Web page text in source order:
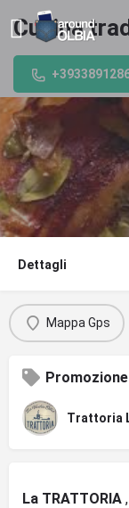
Cucina
Dettagli
Mappa Gps
Trattoria
La TRATTORIA